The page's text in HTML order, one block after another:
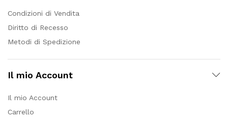
Condizioni di Vendita
Diritto di Recesso
Metodi di Spedizione
Il mio Account
Il mio Account
Carrello